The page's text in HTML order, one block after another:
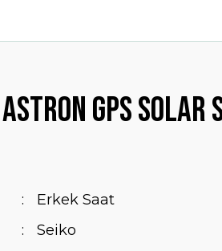
GPS Solar
Erkek Saat
Seiko